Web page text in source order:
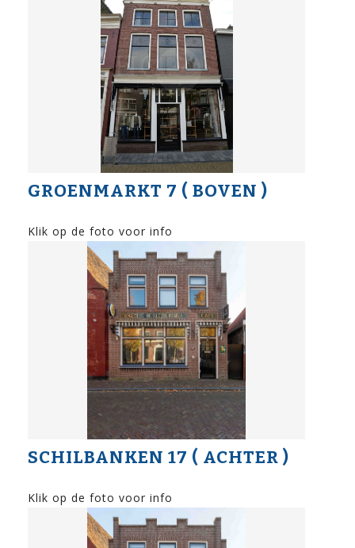
GROENMARKT 7 ( BOVEN )
Klik op de foto voor info
SCHILBANKEN 17 ( ACHTER )
Klik op de foto voor info